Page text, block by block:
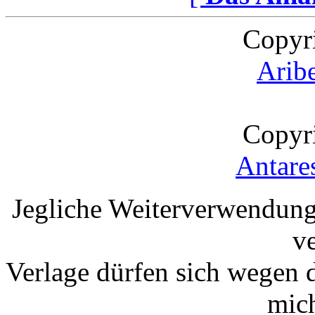
Jegliche
Verlage dürfen sich wegen